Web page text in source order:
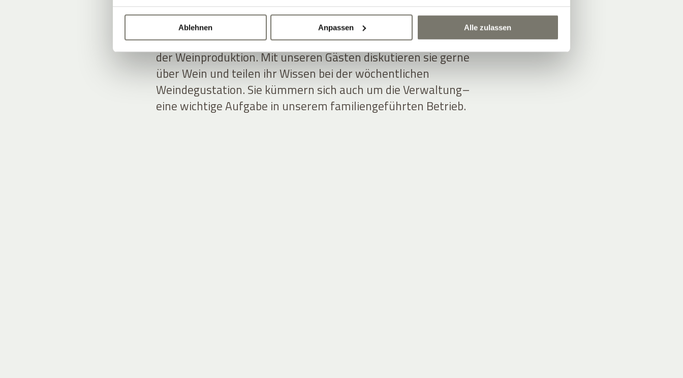
Ablehnen Anpassen Alle zulassen
Andreas und Thomas Nicolussi-Leck, arbeiten meist hinter den
Kulissen. Sie sind ein eingespieltes Team in den Weinbergen und
der Weinproduktion. Mit unseren Gästen diskutieren sie gerne
über Wein und teilen ihr Wissen bei der wöchentlichen
Weindegustation. Sie kümmern sich auch um die Verwaltung–
eine wichtige Aufgabe in unserem familiengeführten Betrieb.